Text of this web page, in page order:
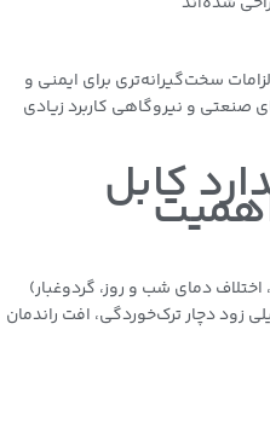
سخت‌گیرانه‌تری برای ایمنی و
صنعتی و نیروگاهی کاربرد زیادی
کابل
دمای شب و روز، گردوغبار)
زود دچار ترک‌خوردگی، افت راندمان